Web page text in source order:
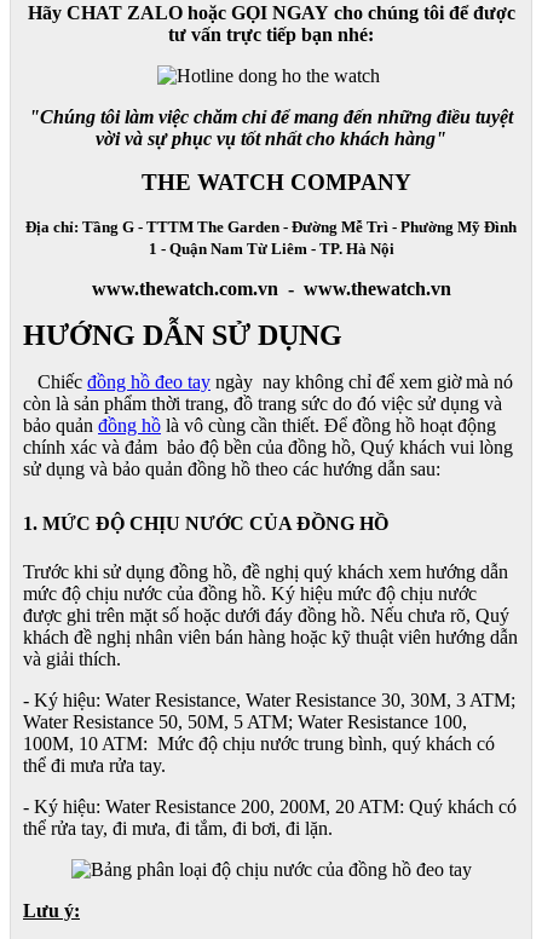
Hãy CHAT ZALO hoặc GỌI NGAY cho chúng tôi để được
tư vấn trực tiếp bạn nhé:
"Chúng tôi làm việc chăm chỉ để mang đến những điều tuyệt
vời và sự phục vụ tốt nhất cho khách hàng"
THE WATCH COMPANY
Địa chỉ: Tầng G - TTTM The Garden - Đường Mễ Trì - Phường Mỹ Đình
1 - Quận Nam Từ Liêm - TP. Hà Nội
www.thewatch.com.vn - www.thewatch.vn
HƯỚNG DẪN SỬ DỤNG
Chiếc đồng hồ đeo tay ngày nay không chỉ để xem giờ mà nó
còn là sản phẩm thời trang, đồ trang sức do đó việc sử dụng và
bảo quản đồng hồ là vô cùng cần thiết. Để đồng hồ hoạt động
chính xác và đảm bảo độ bền của đồng hồ, Quý khách vui lòng
sử dụng và bảo quản đồng hồ theo các hướng dẫn sau:
1. MỨC ĐỘ CHỊU NƯỚC CỦA ĐỒNG HỒ
Trước khi sử dụng đồng hồ, đề nghị quý khách xem hướng dẫn
mức độ chịu nước của đồng hồ. Ký hiệu mức độ chịu nước
được ghi trên mặt số hoặc dưới đáy đồng hồ. Nếu chưa rõ, Quý
khách đề nghị nhân viên bán hàng hoặc kỹ thuật viên hướng dẫn
và giải thích.
- Ký hiệu: Water Resistance, Water Resistance 30, 30M, 3 ATM;
Water Resistance 50, 50M, 5 ATM; Water Resistance 100,
100M, 10 ATM: Mức độ chịu nước trung bình, quý khách có
thể đi mưa rửa tay.
- Ký hiệu: Water Resistance 200, 200M, 20 ATM: Quý khách có
thể rửa tay, đi mưa, đi tắm, đi bơi, đi lặn.
Lưu ý: